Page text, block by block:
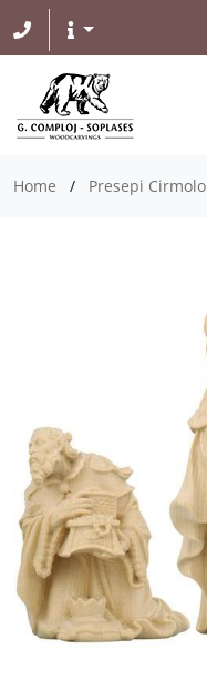
Home / Presepi Cirmolo